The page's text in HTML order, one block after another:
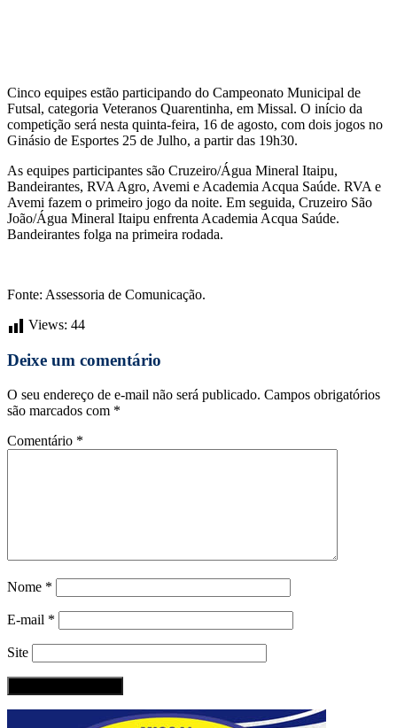
Cinco equipes estão participando do Campeonato Municipal de
Futsal, categoria Veteranos Quarentinha, em Missal. O início da
competição será nesta quinta-feira, 16 de agosto, com dois jogos no
Ginásio de Esportes 25 de Julho, a partir das 19h30.
As equipes participantes são Cruzeiro/Água Mineral Itaipu,
Bandeirantes, RVA Agro, Avemi e Academia Acqua Saúde. RVA e
Avemi fazem o primeiro jogo da noite. Em seguida, Cruzeiro São
João/Água Mineral Itaipu enfrenta Academia Acqua Saúde.
Bandeirantes folga na primeira rodada.
Fonte: Assessoria de Comunicação.
Views: 44
Deixe um comentário
O seu endereço de e-mail não será publicado. Campos obrigatórios
são marcados com *
Comentário *
Nome *
E-mail *
Site